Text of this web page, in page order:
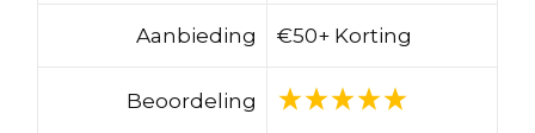
Aanbieding €50+ Korting
Beoordeling